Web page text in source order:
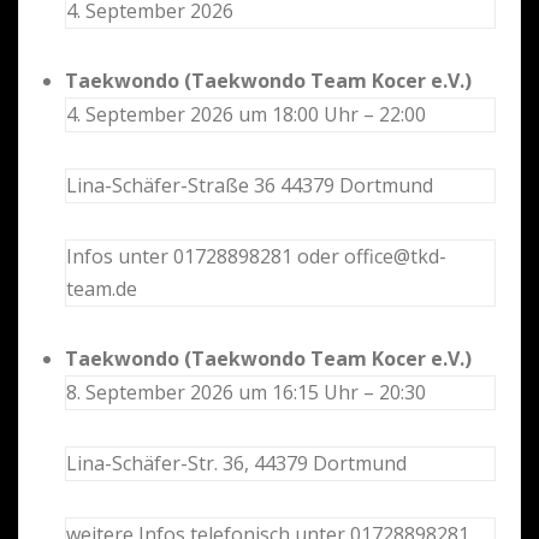
4. September 2026
Taekwondo (Taekwondo Team Kocer e.V.)
4. September 2026 um 18:00 Uhr – 22:00
Lina-Schäfer-Straße 36 44379 Dortmund
Infos unter 01728898281 oder office@tkd-
team.de
Taekwondo (Taekwondo Team Kocer e.V.)
8. September 2026 um 16:15 Uhr – 20:30
Lina-Schäfer-Str. 36, 44379 Dortmund